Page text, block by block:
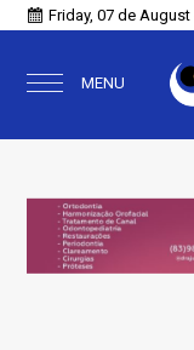
Friday, 07 de
MENU